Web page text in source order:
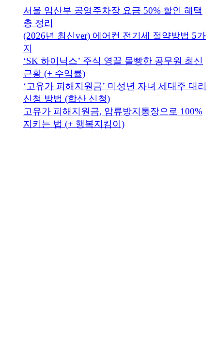
서울 임산부 공영주차장 요금 50% 할인 혜택
총 정리
(2026년 최신ver) 에어컨 전기세 절약방법 5가
지
‘SK 하이닉스’ 주식 영끌 몰빵한 공무원 최신
근황 (+ 수익률)
‘고유가 피해지원금’ 미성년 자녀 세대주 대리
신청 방법 (합산 신청)
고유가 피해지원금, 압류방지통장으로 100%
지키는 법 (+ 행복지킴이)